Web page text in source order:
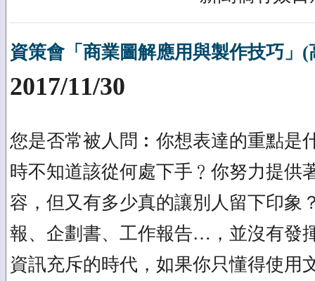
資策會「商業圖解應用與製作技巧」(
2017/11/30
您是否常被人問︰你想表達的重點是
時不知道該從何處下手﹖你努力提供
容，但又有多少真的讓別人留下印象
報、企劃書、工作報告…，並沒有發
資訊充斥的時代，如果你只懂得使用